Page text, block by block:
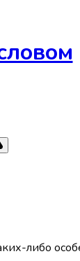
либо